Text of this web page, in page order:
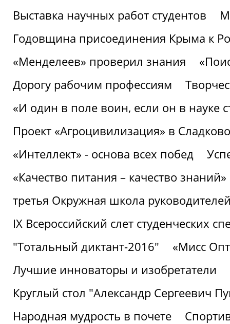
Выставка научных работ студентов
Годовщина присоединения Крыма к
«Менделеев» проверил знания
Дорогу рабочим профессиям
«И один в поле воин, если он в науке
Проект «Агроцивилизация» в Сладково
«Интеллект» - основа всех побед
«Качество питания – качество знаний»
третья Окружная школа
IХ Всероссийский слет студенческих
"Тотальный диктант-2016"
«Мисс
Лучшие инноваторы и изобретатели
Круглый стол "Александр Сергеевич
Народная мудрость в почете